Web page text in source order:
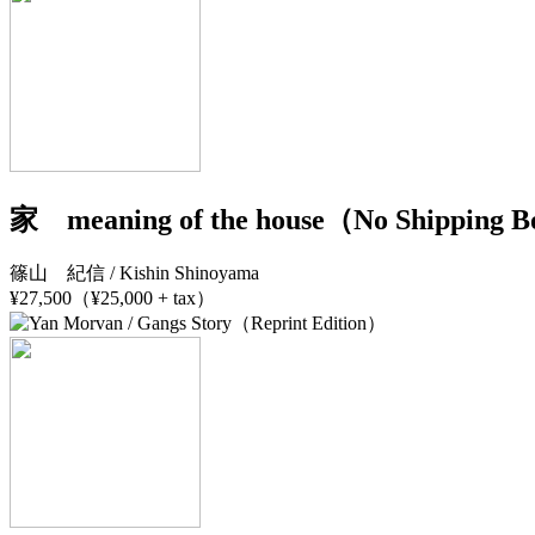
家 meaning of the house（No Shipping
篠山 紀信 / Kishin Shinoyama
¥27,500（¥25,000 + tax）